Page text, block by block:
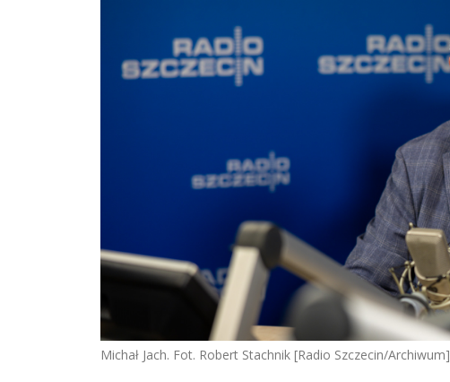
Michał Jach. Fot. Robert Stachnik [Radio Szczecin/Archiwum]